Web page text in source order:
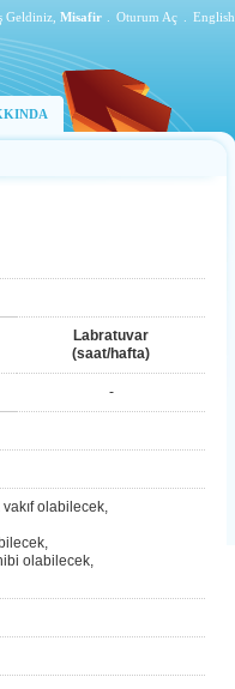
Geldiniz, Misafir Oturum Aç English
Labratuvar
(saat/hafta)
-
olabilecek,
olabilecek,